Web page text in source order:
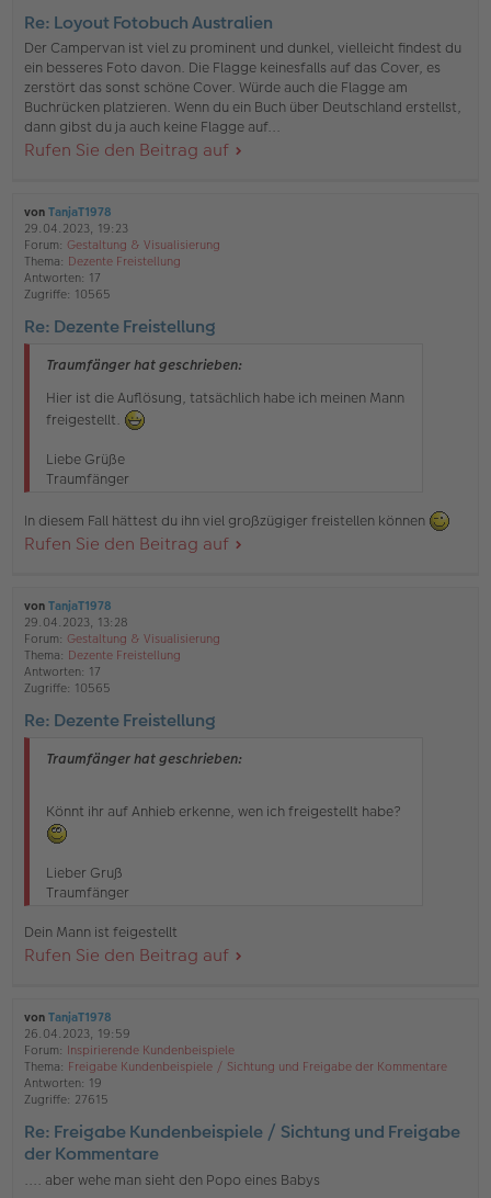
Re: Loyout Fotobuch Australien
Der Campervan ist viel zu prominent und dunkel, vielleicht findest du
ein besseres Foto davon. Die Flagge keinesfalls auf das Cover, es
zerstört das sonst schöne Cover. Würde auch die Flagge am
Buchrücken platzieren. Wenn du ein Buch über Deutschland erstellst,
dann gibst du ja auch keine Flagge auf...
Rufen Sie den Beitrag auf
von TanjaT1978
29.04.2023, 19:23
Forum: Gestaltung & Visualisierung
Thema: Dezente Freistellung
Antworten: 17
Zugriffe: 10565
Re: Dezente Freistellung
Traumfänger hat geschrieben:
Hier ist die Auflösung, tatsächlich habe ich meinen Mann
freigestellt.
Liebe Grüße
Traumfänger
In diesem Fall hättest du ihn viel großzügiger freistellen können
Rufen Sie den Beitrag auf
von TanjaT1978
29.04.2023, 13:28
Forum: Gestaltung & Visualisierung
Thema: Dezente Freistellung
Antworten: 17
Zugriffe: 10565
Re: Dezente Freistellung
Traumfänger hat geschrieben:
Könnt ihr auf Anhieb erkenne, wen ich freigestellt habe?
Lieber Gruß
Traumfänger
Dein Mann ist feigestellt
Rufen Sie den Beitrag auf
von TanjaT1978
26.04.2023, 19:59
Forum: Inspirierende Kundenbeispiele
Thema: Freigabe Kundenbeispiele / Sichtung und Freigabe der Kommentare
Antworten: 19
Zugriffe: 27615
Re: Freigabe Kundenbeispiele / Sichtung und Freigabe
der Kommentare
.... aber wehe man sieht den Popo eines Babys